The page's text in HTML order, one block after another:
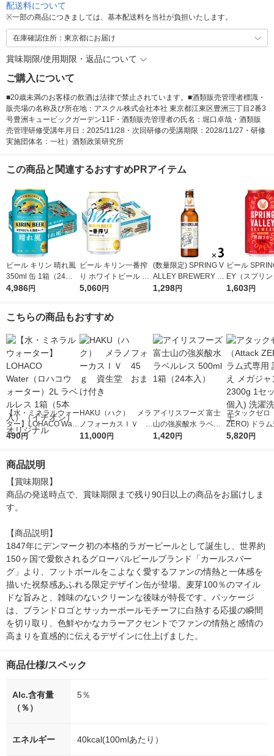
配送料について
※一部の商品につきましては、基本配送料を当社が負担いたします。
在庫確認住所：東京都にお届け
賞味期限/使用期限・返品について
ご購入について
■20歳未満のお客様の飲酒は法律で禁止されています。■酒類販売管理者標識・
販売場の名称及び所在地：アスクル株式会社本社 東京都江東区豊洲三丁目2番3
号豊洲キュービックガーデン11F・酒類販売管理者の氏名：堀口卓哉・酒類販
売管理研修受講年月日：2025/11/28・次回研修の受講期限：2028/11/27・研修
実施団体名：一社）酒類政策研究所
この商品と関連するおすすめPRアイテム
ビール キリン 晴れ風
350ml 缶 1箱（24
本） 缶ビール
4,986円
ビール キリン一番搾
り ホワイトビール 缶
350ml 1ケース(24本)
5,060円
(数量限定) SPRING V
ALLEY BREWERY B
REWERS LINE#1デ
1,298円
ビール
EY（スプリ
ー） 豊潤
1,603円
こちらの商品もおすすめ
【水・ミネラルウォー
ター】LOHACO Wate
r（ロハコウォータ
シ） オリジナル
490円
HAKU（ハク） メラ
ノフォーカスＩＶ 4
5ｇ 資生堂 おまけ
11,000円
アイリスフーズ 富士
山の強炭酸水 ラベル
レス 500ml 1箱（24
1,420円
アタックゼロ
ZERO) ドラ
詰め替え メガ
5,820円
商品説明
【賞味期限】
商品の発送時点で、賞味期限まで残り90日以上の商品をお届けしま
す。
【商品説明】
1847年にデンマーク初の本格的ラガービールとして誕生し、世界約
150ヶ国で愛飲されるグローバルビールブランド「カールスバー
グ」より、フットボールをこよなく愛するファンの情熱と一体感を
描いた祝祭感あふれる限定デザイン缶が登場。麦芽100％のマイル
ドな旨みと、雑味のないクリーンな後味が特長です。パッケージ
は、ブランドロゴとサッカーボールモチーフに白熱する応援の瞬間
を切り取り、色鮮やかなカラーアクセントでファンの情熱と感情の
高まりを直感的に伝えるデザインに仕上げました。
商品仕様/スペック
Alc.含有量
（％）
5％
エネルギー 40kcal(100mlあたり）